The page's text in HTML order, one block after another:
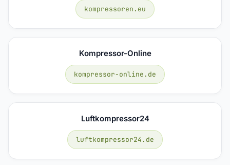
kompressoren.eu
Kompressor-Online
kompressor-online.de
Luftkompressor24
luftkompressor24.de